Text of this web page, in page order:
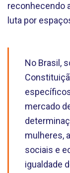
reconhecendo
luta por
No Brasil,
mercado
mulheres,
sociais e
igualdade